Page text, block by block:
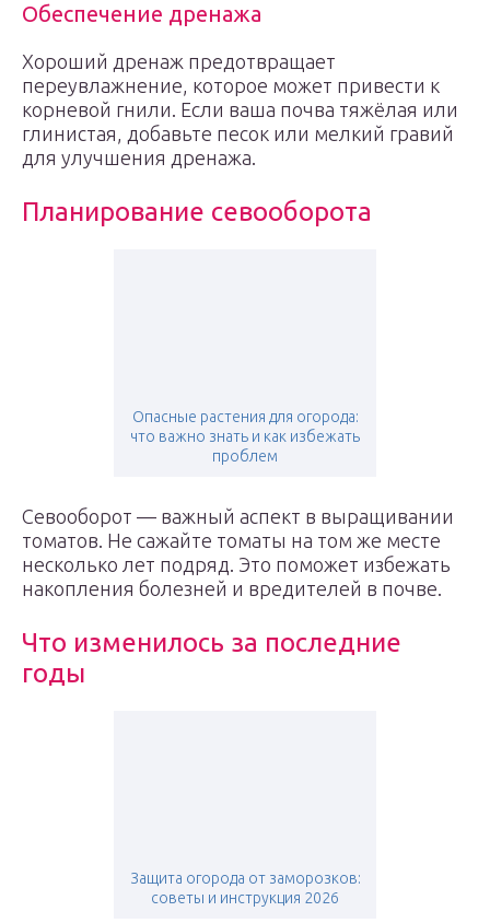
Обеспечение дренажа
Хороший дренаж предотвращает
переувлажнение, которое может привести к
корневой гнили. Если ваша почва тяжёлая или
глинистая, добавьте песок или мелкий гравий
для улучшения дренажа.
Планирование севооборота
Опасные растения для огорода:
что важно знать и как избежать
проблем
Севооборот — важный аспект в выращивании
томатов. Не сажайте томаты на том же месте
несколько лет подряд. Это поможет избежать
накопления болезней и вредителей в почве.
Что изменилось за последние
годы
Защита огорода от заморозков:
советы и инструкция 2026